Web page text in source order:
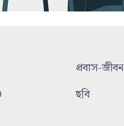
প্রবাস-জীবন
ছবি